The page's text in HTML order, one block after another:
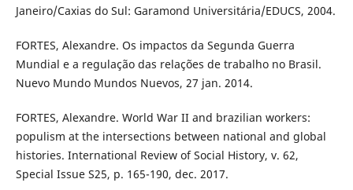
Janeiro/Caxias do Sul: Garamond Universitária/EDUCS, 2004.
FORTES, Alexandre. Os impactos da Segunda Guerra
Mundial e a regulação das relações de trabalho no Brasil.
Nuevo Mundo Mundos Nuevos, 27 jan. 2014.
FORTES, Alexandre. World War II and brazilian workers:
populism at the intersections between national and global
histories. International Review of Social History, v. 62,
Special Issue S25, p. 165-190, dec. 2017.